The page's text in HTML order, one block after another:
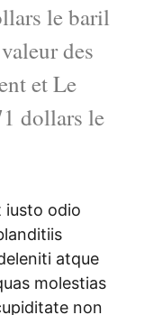
le baril
des
et Le
dollars le
iusto odio
atque
molestias
non